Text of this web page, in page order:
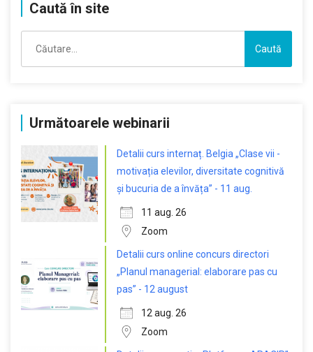
Caută în site
după:
Următoarele webinarii
Detalii curs internaț. Belgia „Clase vii -
motivația elevilor, diversitate cognitivă
și bucuria de a învăța” - 11 aug.
11 aug. 26
Zoom
Detalii curs online concurs directori
„Planul managerial: elaborare pas cu
pas” - 12 august
12 aug. 26
Zoom